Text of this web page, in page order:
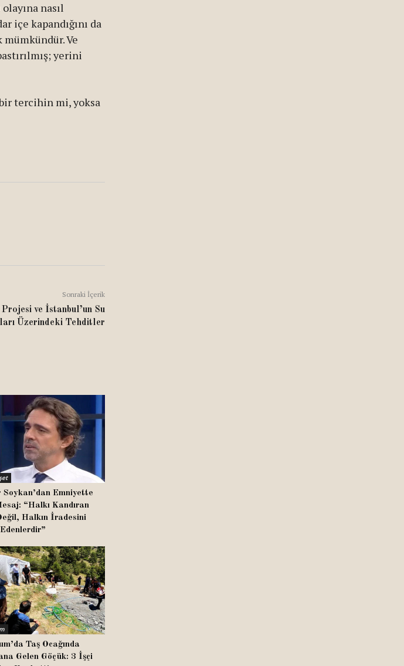
nasıl
içe kapandığını da
Ve
yerini
tercihin mi, yoksa
Sonraki İçerik
ve İstanbul’un Su
Üzerindeki Tehditler
Soykan’dan Emniyette
“Halkı Kandıran
Halkın İradesini
Taş Ocağında
Gelen Göçük: 3 İşçi